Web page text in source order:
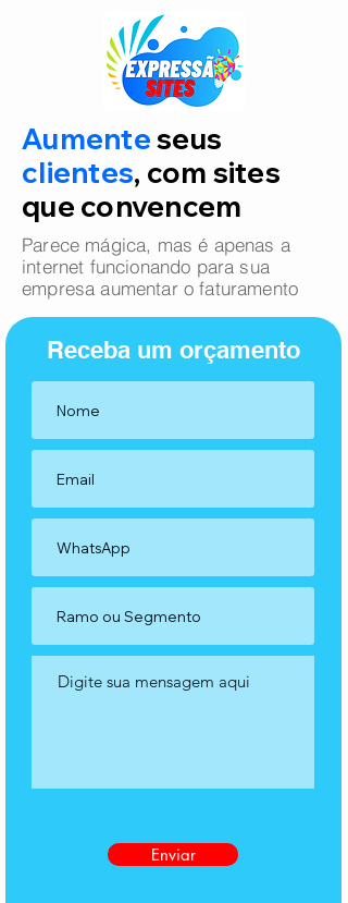
Aumenteseus
clientes, com sites
que convencem
Parece mágica, mas é apenas a
internet funcionando para sua
empresa aumentar o faturamento
Receba um orçamento
Enviar